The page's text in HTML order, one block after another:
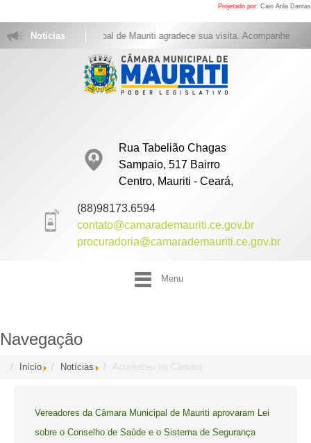
Projetado por: Caio Atila Dantas
Noticias
A Câmara Municipal de Mauriti agradece sua visita. Acompanhe as
Rua Tabelião Chagas
Sampaio, 517 Bairro
Centro, Mauriti - Ceará,
(88)98173.6594
contato@camarademauriti.ce.gov.br
procuradoria@camarademauriti.ce.gov.br
Menu
Navegação
Início Notícias Aconteceu na Câmara
Vereadores da Câmara Municipal de Mauriti aprovaram Lei
sobre o Conselho de Saúde e o Sistema de Segurança